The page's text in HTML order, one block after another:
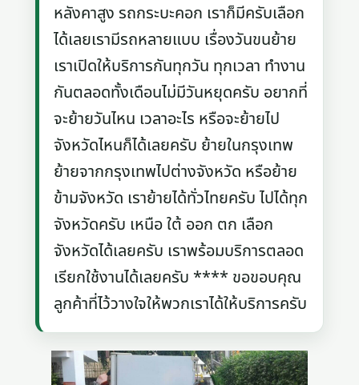
หลังคาสูง รถกระบะคอก เราก็มีครับเลือก
ได้เลยเรามีรถหลายแบบ เรื่องวันขนย้าย
เราเปิดให้บริการกันทุกวัน ทุกเวลา ทำงาน
กันตลอดทั้งเดือนไม่มีวันหยุดครับ อยากที่
จะย้ายวันไหน เวลาอะไร หรือจะย้ายไป
จังหวัดไหนก็ได้เลยครับ ย้ายในกรุงเทพ
ย้ายจากกรุงเทพไปต่างจังหวัด หรือย้าย
ข้ามจังหวัด เราย้ายได้ทั่วไทยครับ ไปได้ทุก
จังหวัดครับ เหนือ ใต้ ออก ตก เลือก
จังหวัดได้เลยครับ เราพร้อมบริการตลอด
เรียกใช้งานได้เลยครับ **** ขอขอบคุณ
ลูกค้าที่ไว้วางใจให้พวกเราได้ให้บริการครับ